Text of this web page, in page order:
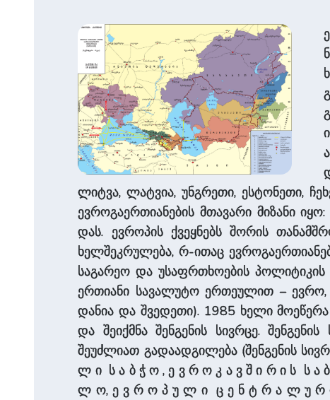
ლიტვა, ლატვია, უნგრეთი, ესტონეთი,
ევროგაერთიანების მთავარი მიზანი
დას. ევროპის ქვეყნებს შორის
ხელშეკრულება, რ-ითაც
საგარეო და უსაფრთხოების პოლიტიკის
ერთიანი სავალუტო ერთეულით – ევრო,
დანია და შვედეთი). 1985 ხელი მოეწერა
და შეიქმნა შენგენის სივრცე.
შეუძლიათ გადაადგილება (შენგენის
ლ ი ს ა ბ ჭ ო , ე ვ რ ო კ ა ვ შ ი რ ი ს ს ა
ლ ო, ე ვ რ ო პ უ ლ ი ც ე ნ ტ რ ა ლ უ რ